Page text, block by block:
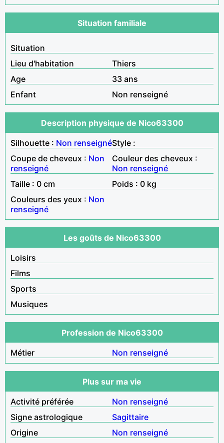
Situation familiale
Situation
Lieu d'habitation
Thiers
Age
33 ans
Enfant
Non renseigné
Description physique de Nico63300
Silhouette : Non renseignéStyle :
Coupe de cheveux : Non
renseigné
Couleur des cheveux :
Non renseigné
Taille : 0 cm
Poids : 0 kg
Couleurs des yeux : Non
renseigné
Les goûts de Nico63300
Loisirs
Films
Sports
Musiques
Profession de Nico63300
Métier
Non renseigné
Plus sur ma vie
Activité préférée
Non renseigné
Signe astrologique
Sagittaire
Origine
Non renseigné